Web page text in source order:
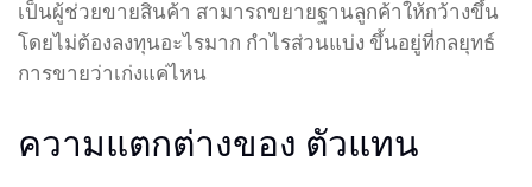
เป็นผู้ช่วยขายสินค้า สามารถขยายฐานลูกค้าให้กว้างขึ้น
โดยไม่ต้องลงทุนอะไรมาก กำไรส่วนแบ่ง ขึ้นอยู่ที่กลยุทธ์
การขายว่าเก่งแค่ไหน
ความแตกต่างของ ตัวแทน